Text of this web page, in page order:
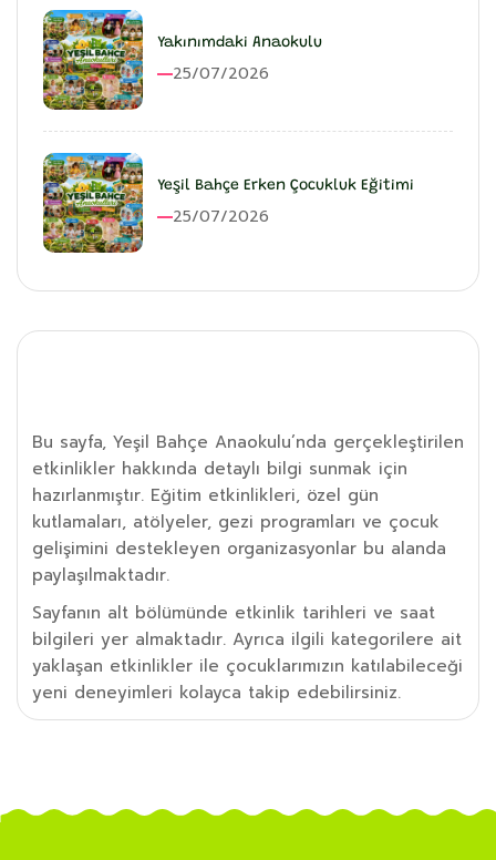
Yakınımdaki Anaokulu
25/07/2026
Yeşil Bahçe Erken Çocukluk Eğitimi
25/07/2026
Bu sayfa, Yeşil Bahçe Anaokulu’nda gerçekleştirilen
etkinlikler hakkında detaylı bilgi sunmak için
hazırlanmıştır. Eğitim etkinlikleri, özel gün
kutlamaları, atölyeler, gezi programları ve çocuk
gelişimini destekleyen organizasyonlar bu alanda
paylaşılmaktadır.
Sayfanın alt bölümünde etkinlik tarihleri ve saat
bilgileri yer almaktadır. Ayrıca ilgili kategorilere ait
yaklaşan etkinlikler ile çocuklarımızın katılabileceği
yeni deneyimleri kolayca takip edebilirsiniz.